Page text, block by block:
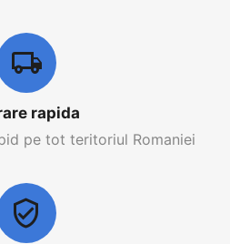
rapida
pe tot teritoriul Romaniei